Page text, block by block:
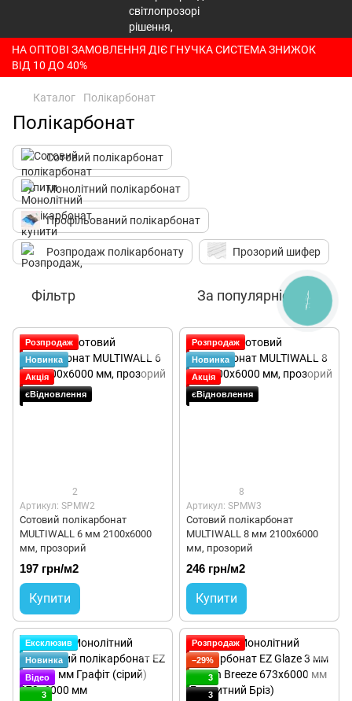
НА ОПТОВІ ЗАМОВЛЕННЯ ДІЄ ГНУЧКА СИСТЕМА ЗНИЖОК
ВІД 10 ДО 40%
Каталог Полікарбонат
Полікарбонат
Сотовий полікарбонат
Монолітний полікарбонат
Профільований полікарбонат
Розпродаж полікарбонату Прозорий шифер
Фільтр За популярністю
Розпродаж
Новинка
Акція
єВідновлення
2
Артикул: SPMW2
Сотовий полікарбонат
MULTIWALL 6 мм 2100х6000
мм, прозорий
197 грн/м2
Купити
Розпродаж
Новинка
Акція
єВідновлення
8
Артикул: SPMW3
Сотовий полікарбонат
MULTIWALL 8 мм 2100х6000
мм, прозорий
246 грн/м2
Купити
Ексклюзив
Новинка
Відео
3
Розпродаж
−29%
3
3
КНОПКА
ЗВ'ЯЗКУ